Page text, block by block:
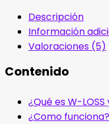
Descripción
Información
Valoraciones (5)
Contenido
¿Qué es W-
¿Como funciona?